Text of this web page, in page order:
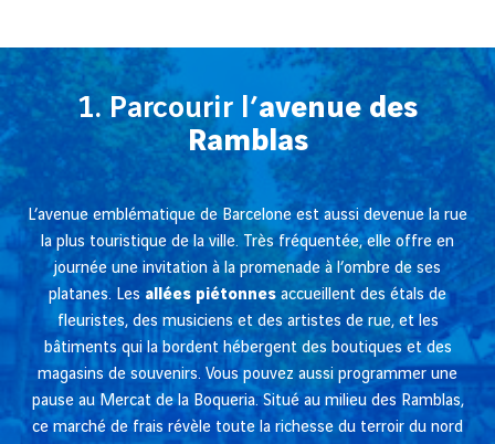
1. Parcourir l’avenue des
Ramblas
L’avenue emblématique de Barcelone est aussi devenue la rue
la plus touristique de la ville. Très fréquentée, elle offre en
journée une invitation à la promenade à l’ombre de ses
platanes. Les allées piétonnes accueillent des étals de
fleuristes, des musiciens et des artistes de rue, et les
bâtiments qui la bordent hébergent des boutiques et des
magasins de souvenirs. Vous pouvez aussi programmer une
pause au Mercat de la Boqueria. Situé au milieu des Ramblas,
ce marché de frais révèle toute la richesse du terroir du nord